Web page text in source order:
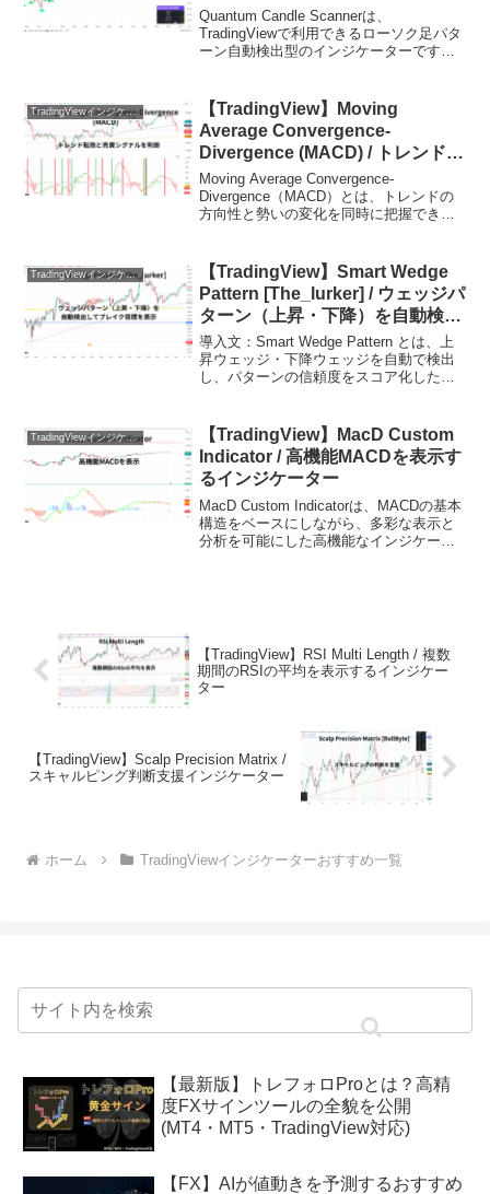
ター
Quantum Candle Scannerは、
TradingViewで利用できるローソク足パタ
ーン自動検出型のインジケーターです。
を同時に監視し、チャート上に分かりや
す...
TradingViewインジケーターおすすめ一覧
【TradingView】Moving
Average Convergence-
Divergence (MACD) / トレンド転
換と売買シグナルを判断できるイ
ンジケーター
Moving Average Convergence-
Divergence（MACD）とは、トレンドの
方向性と勢いの変化を同時に把握でき
長期の指数移動平均線の差を利用す...
TradingViewインジケーターおすすめ一覧
【TradingView】Smart Wedge
Pattern [The_lurker] / ウェッジパ
ターン（上昇・下降）を自動検出
してブレイク目標を表示するイン
ジケーター
導入文：Smart Wedge Pattern とは、上
昇ウェッジ・下降ウェッジを自動で検出
し、パターンの信頼度をスコア化したう
ェッジはテクニカル分析の中で...
TradingViewインジケーターおすすめ一覧
【TradingView】MacD Custom
Indicator / 高機能MACDを表示す
るインジケーター
MacD Custom Indicatorは、MACDの基本
構造をベースにしながら、多彩な表示と
分析を可能にした高機能なインジケータ
【TradingView】RSI Multi Length / 複数
期間のRSIの平均を表示するインジケー
ター
【TradingView】Scalp Precision Matrix /
スキャルピング判断支援インジケーター
ホーム TradingViewインジケーターおすすめ一覧
【最新版】トレフォロProとは？高精
度FXサインツールの全貌を公開
(MT4・MT5・TradingView対応)
【FX】AIが値動きを予測するおすすめ